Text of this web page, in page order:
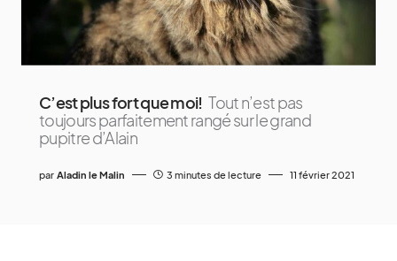
C’est plus fort que moi! Tout n’est pas
toujours parfaitement rangé sur le grand
pupitre d’Alain
par Aladin le Malin 3 minutes de lecture 11 février 2021